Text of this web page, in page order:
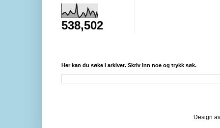
538,502
Her kan du søke i arkivet. Skriv inn noe og trykk søk.
Design